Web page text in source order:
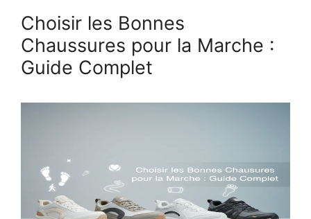
Choisir les Bonnes
Chaussures pour la Marche :
Guide Complet